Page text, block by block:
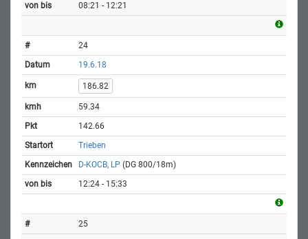
08:21 - 12:21
24
19.6.18
186.82
59.34
142.66
Trieben
D-KOCB, LP (DG 800/18m)
12:24 - 15:33
25